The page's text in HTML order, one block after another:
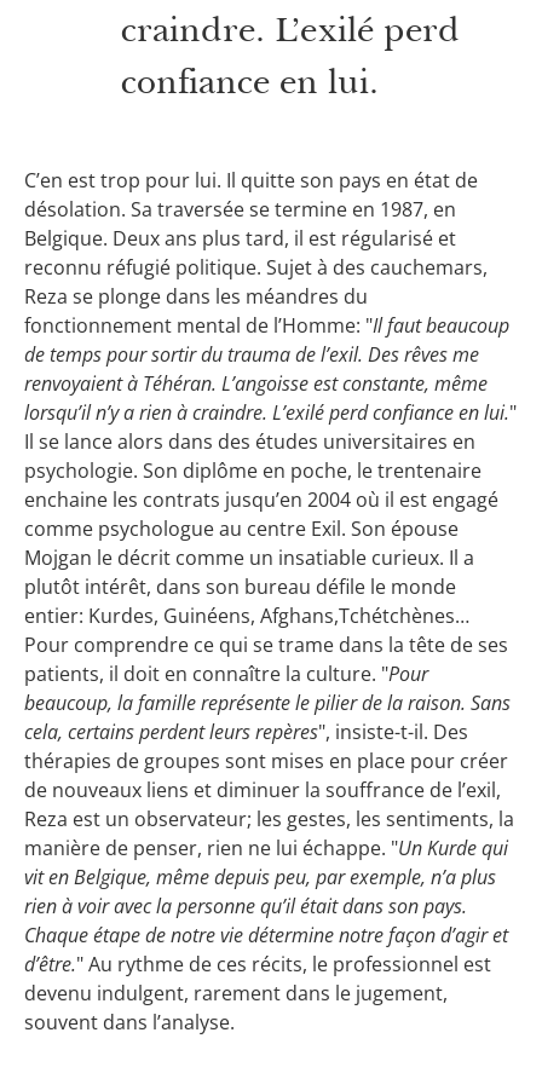
craindre. L’exilé perd
confiance en lui.
C’en est trop pour lui. Il quitte son pays en état de
désolation. Sa traversée se termine en 1987, en
Belgique. Deux ans plus tard, il est régularisé et
reconnu réfugié politique. Sujet à des cauchemars,
Reza se plonge dans les méandres du
fonctionnement mental de l’Homme: "Il faut beaucoup
de temps pour sortir du trauma de l’exil. Des rêves me
renvoyaient à Téhéran. L’angoisse est constante, même
lorsqu’il n’y a rien à craindre. L’exilé perd confiance en lui."
Il se lance alors dans des études universitaires en
psychologie. Son diplôme en poche, le trentenaire
enchaine les contrats jusqu’en 2004 où il est engagé
comme psychologue au centre Exil. Son épouse
Mojgan le décrit comme un insatiable curieux. Il a
plutôt intérêt, dans son bureau défile le monde
entier: Kurdes, Guinéens, Afghans,Tchétchènes…
Pour comprendre ce qui se trame dans la tête de ses
patients, il doit en connaître la culture. "Pour
beaucoup, la famille représente le pilier de la raison. Sans
cela, certains perdent leurs repères", insiste-t-il. Des
thérapies de groupes sont mises en place pour créer
de nouveaux liens et diminuer la souffrance de l’exil,
Reza est un observateur; les gestes, les sentiments, la
manière de penser, rien ne lui échappe. "Un Kurde qui
vit en Belgique, même depuis peu, par exemple, n’a plus
rien à voir avec la personne qu’il était dans son pays.
Chaque étape de notre vie détermine notre façon d’agir et
d’être." Au rythme de ces récits, le professionnel est
devenu indulgent, rarement dans le jugement,
souvent dans l’analyse.